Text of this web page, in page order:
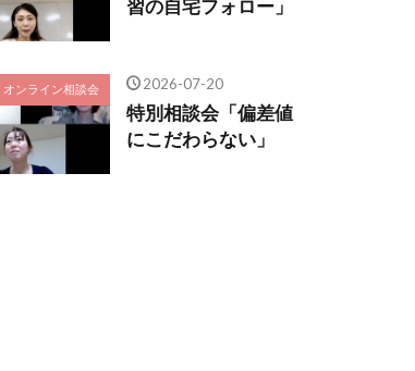
習の自宅フォロー」
オンライン相談会 2026-07-20
特別相談会「偏差値
にこだわらない」